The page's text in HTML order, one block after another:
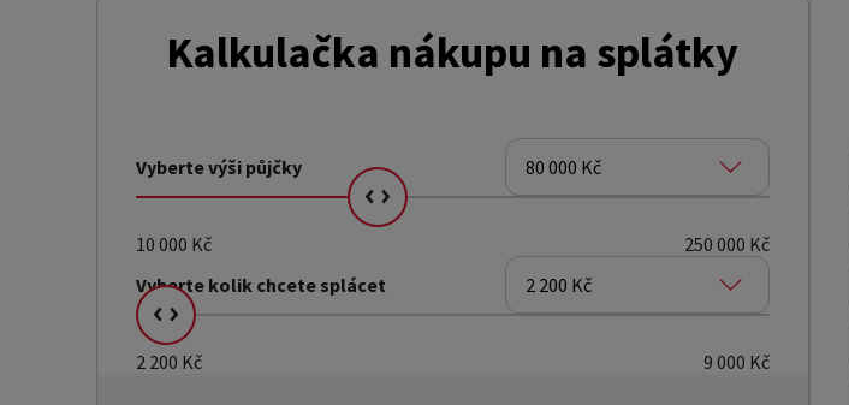
Kalkulačka nákupu na splátky
Vybertevýši půjčky 80 000 Kč
10 000 Kč
250 000 Kč
Vyberte kolik chcete splácet 2 200 Kč
2 200 Kč 9 000 Kč